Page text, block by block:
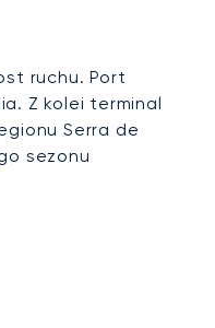
ruchu. Port
Z kolei terminal
Serra de
sezonu